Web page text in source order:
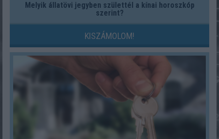
Melyik állatövi jegyben születtél a kínai horoszkóp
szerint?
KISZÁMOLOM!